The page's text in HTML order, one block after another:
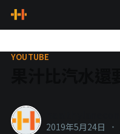
YOUTUBE
2019年5月24日 •